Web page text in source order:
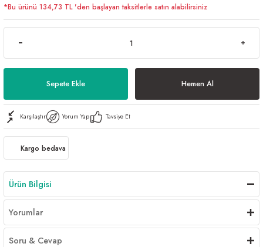
*Bu ürünü 134,73 TL 'den başlayan taksitlerle satın alabilirsiniz
Sepete Ekle Hemen Al
Karşılaştır Yorum Yap Tavsiye Et
Kargo bedava
Ürün Bilgisi
Yorumlar
Soru & Cevap